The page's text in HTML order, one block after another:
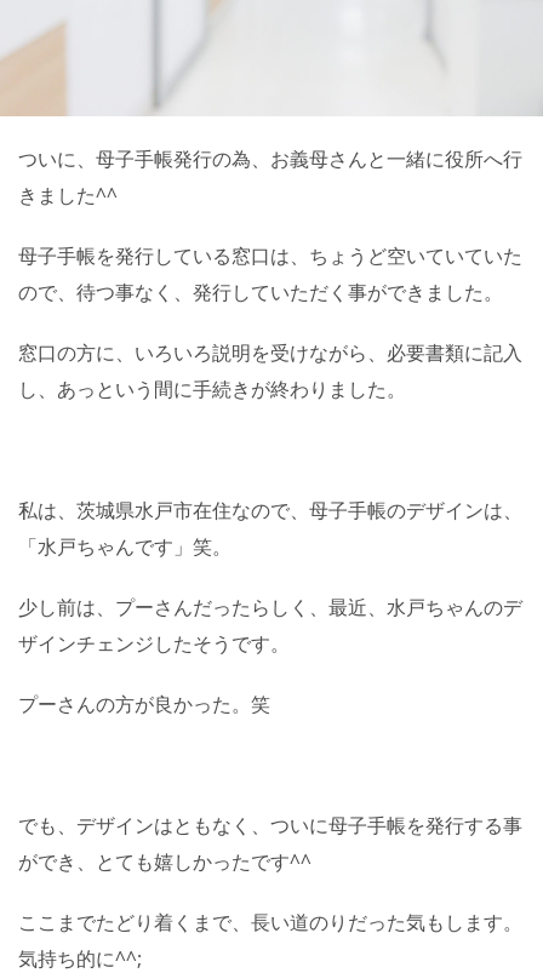
ついに、母子手帳発行の為、お義母さんと一緒に役所へ行
きました^^
母子手帳を発行している窓口は、ちょうど空いていていた
ので、待つ事なく、発行していただく事ができました。
窓口の方に、いろいろ説明を受けながら、必要書類に記入
し、あっという間に手続きが終わりました。
私は、茨城県水戸市在住なので、母子手帳のデザインは、
「水戸ちゃんです」笑。
少し前は、プーさんだったらしく、最近、水戸ちゃんのデ
ザインチェンジしたそうです。
プーさんの方が良かった。笑
でも、デザインはともなく、ついに母子手帳を発行する事
ができ、とても嬉しかったです^^
ここまでたどり着くまで、長い道のりだった気もします。
気持ち的に^^;